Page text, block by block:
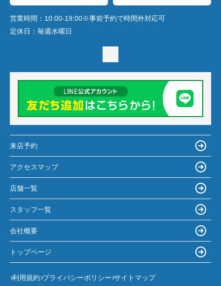
営業時間： 10:00-19:00※事前予約で時間外対応可
定休日： 毎週水曜日
来店予約
アクセスマップ
店舗一覧
スタッフ一覧
会社概要
トップページ
利用規約 プライバシーポリシー サイトマップ